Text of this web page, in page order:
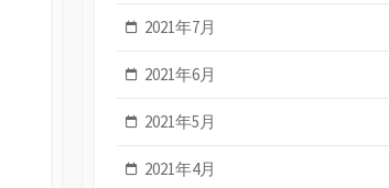
2021年7月
2021年6月
2021年5月
2021年4月